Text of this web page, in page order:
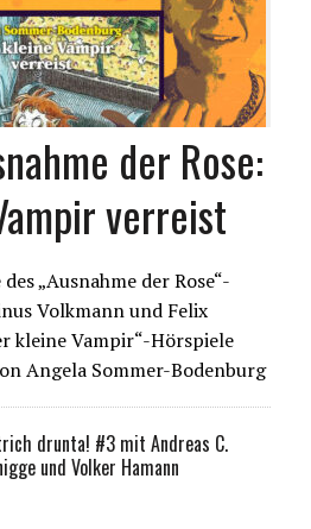
der Rose:
verreist
„Ausnahme der Rose“-
Volkmann und Felix
kleine Vampir“-Hörspiele
Angela Sommer-Bodenburg
drunta! #3 mit Andreas C.
und Volker Hamann